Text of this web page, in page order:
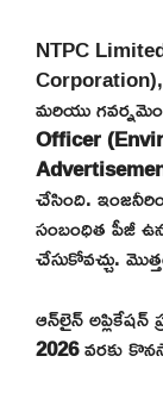
NTPC
Corporation),
మరియు
Officer
చేసింది.
సంబంధిత పీజీ
చేసుకోవచ్చు.
ఆన్‌లైన్ అప్లికేషన్
2026వరకు